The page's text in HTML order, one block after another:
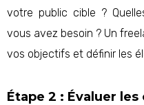
votre public cible ?
vous avez besoin ? Un
vos objectifs et définir les
Étape 2 : Évaluer